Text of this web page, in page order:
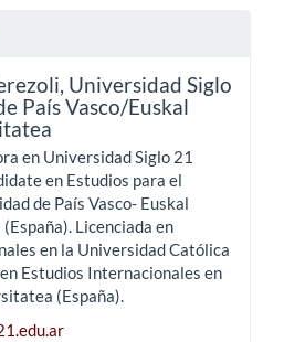
Universidad Siglo
País Vasco/Euskal
en Universidad Siglo 21
en Estudios para el
de País Vasco- Euskal
Licenciada en
en la Universidad Católica
Estudios Internacionales en
(España).